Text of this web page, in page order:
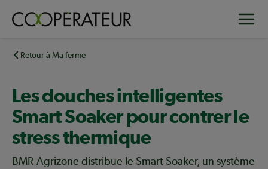
principalRetour à Ma ferme
Les douches intelligentes
Smart Soaker pour contrer le
stress thermique
BMR-Agrizone distribue le Smart Soaker, un système